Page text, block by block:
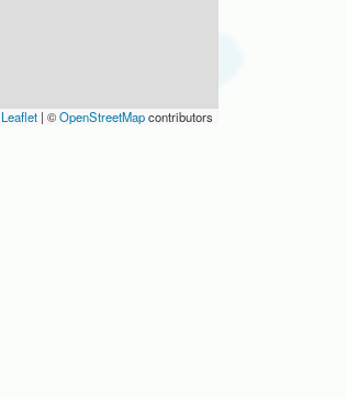
Leaflet | ©OpenStreetMapcontributors